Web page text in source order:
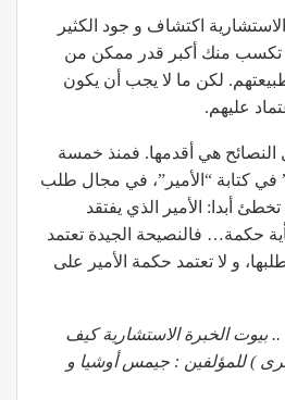
اكتشاف و جود الكثير
تكسب منك أكبر قدر ممكن من
لكن ما لا يجب أن يكون
عليهم.
النصائح هي أقدمها. فمنذ خمسة
في كتابة “الأمير”، في مجال طلب
أبدا: الأمير الذي يفتقد
حكمة… فالنصيحة الجيدة تعتمد
و لا تعتمد حكمة الأمير على
الخبرة الاستشارية كيف
) للمؤلفين : جيمس أوشيا و